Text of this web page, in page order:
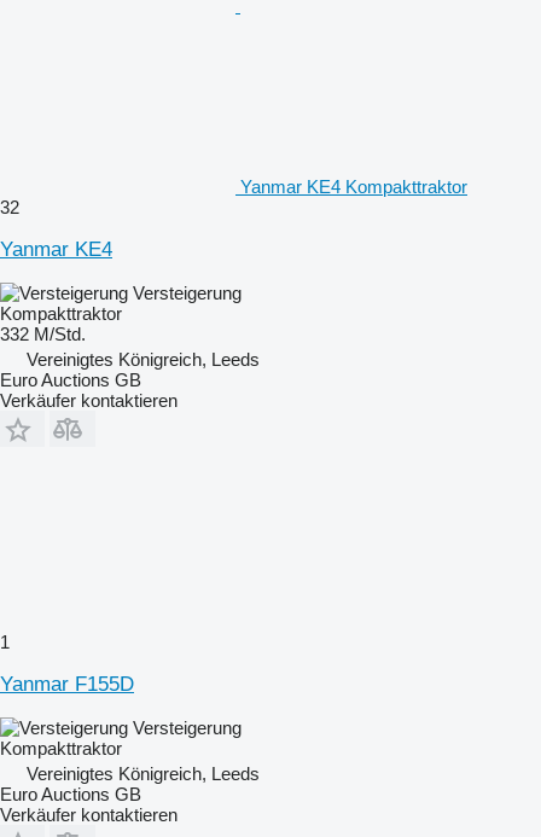
Yanmar KE4 Kompakttraktor
32
Yanmar KE4
Versteigerung
Kompakttraktor
332 M/Std.
Vereinigtes Königreich, Leeds
Euro Auctions GB
Verkäufer kontaktieren
1
Yanmar F155D
Versteigerung
Kompakttraktor
Vereinigtes Königreich, Leeds
Euro Auctions GB
Verkäufer kontaktieren